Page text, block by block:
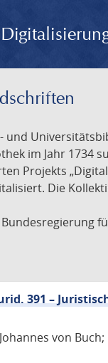
und
im Jahr 1734
Projekts
Die
391 –
von